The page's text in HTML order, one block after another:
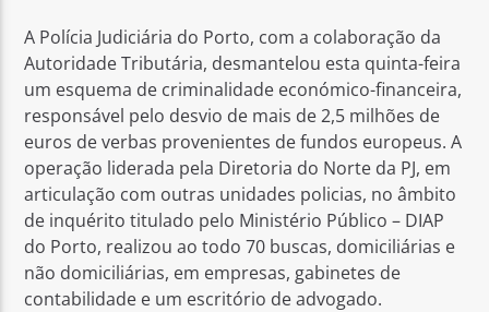
A Polícia Judiciária do Porto, com a colaboração da
Autoridade Tributária, desmantelou esta quinta-feira
um esquema de criminalidade económico-financeira,
responsável pelo desvio de mais de 2,5 milhões de
euros de verbas provenientes de fundos europeus. A
operação liderada pela Diretoria do Norte da PJ, em
articulação com outras unidades policias, no âmbito
de inquérito titulado pelo Ministério Público – DIAP
do Porto, realizou ao todo 70 buscas, domiciliárias e
não domiciliárias, em empresas, gabinetes de
contabilidade e um escritório de advogado.